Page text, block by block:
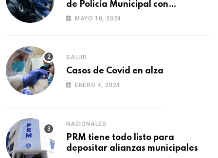
de Policía Municipal con
formación de agentes
MAYO 10, 2024
SALUD
Casos de Covid en alza
ENERO 4, 2024
NACIONALES
PRM tiene todo listo para
depositar alianzas municipales